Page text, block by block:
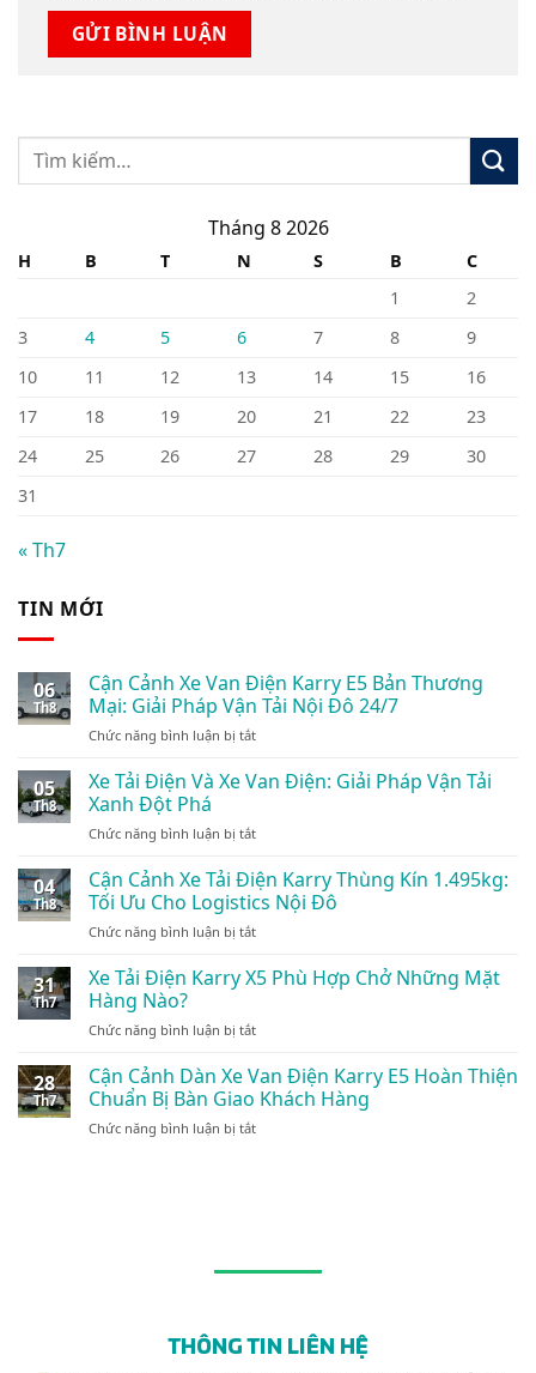
Tháng 8 2026
H B T N S B
C
1
2
3
4 5 6 7 8
9
10
11 12 13 14 15
16
17
18 19 20 21 22
23
24
25 26 27 28 29
30
31
« Th7
TIN MỚI
06
Th8
Cận Cảnh Xe Van Điện Karry E5 Bản Thương
Mại: Giải Pháp Vận Tải Nội Đô 24/7
Chức năng bình luận bị tắtở
Cảnh
Xe
Điện
E5
Bản
Thương
Mại:
Pháp
Nội
24/7
05
Th8
Xe Tải Điện Và Xe Van Điện: Giải Pháp Vận Tải
Xanh Đột Phá
Chức năng bình luận bị tắtở
Tải
Điện
Và
Xe
Điện:
Vận
Xanh
Đột
04
Th8
Cận Cảnh Xe Tải Điện Karry Thùng Kín 1.495kg:
Tối Ưu Cho Logistics Nội Đô
Chức năng bình luận bị tắtở
Cảnh
Xe
Điện
Thùng
Kín
Tối
31
Th7
Xe Tải Điện Karry X5 Phù Hợp Chở Những Mặt
Hàng Nào?
Chức năng bình luận bị tắtở
Tải
Điện
Karry
X5
Nào?
28
Th7
Cận Cảnh Dàn Xe Van Điện Karry E5 Hoàn Thiện
Chuẩn Bị Bàn Giao Khách Hàng
Chức năng bình luận bị tắtở
Karry
Chuẩn
THÔNG TIN LIÊN HỆ